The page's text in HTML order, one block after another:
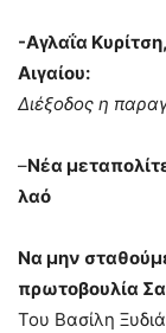
-Αγλαΐα
Αιγαίου:
Διέξοδος η
–Νέα
λαό
Να μην
πρωτοβουλία
Του Βασίλη Ξυδιά